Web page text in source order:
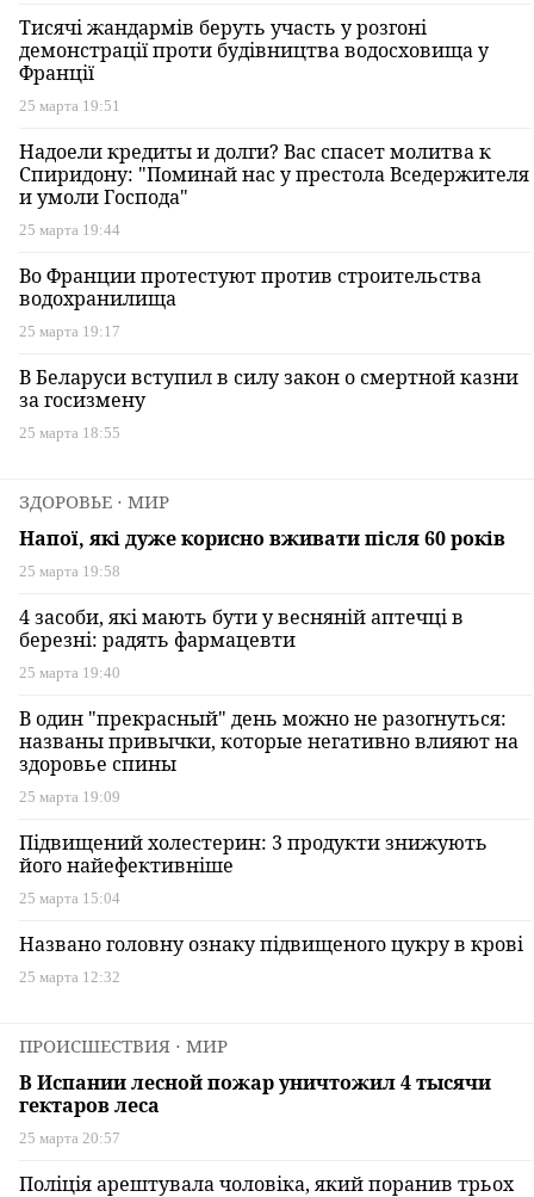
Тисячі жандармів беруть участь у розгоні
демонстрації проти будівництва водосховища у
Франції
25 марта 19:51
Надоели кредиты и долги? Вас спасет молитва к
Спиридону: "Поминай нас у престола Вседержителя
и умоли Господа"
25 марта 19:44
Во Франции протестуют против строительства
водохранилища
25 марта 19:17
В Беларуси вступил в силу закон о смертной казни
за госизмену
25 марта 18:55
ЗДОРОВЬЕ ⋅ МИР
Напої, які дуже корисно вживати після 60 років
25 марта 19:58
4 засоби, які мають бути у весняній аптечці в
березні: радять фармацевти
25 марта 19:40
В один "прекрасный" день можно не разогнуться:
названы привычки, которые негативно влияют на
здоровье спины
25 марта 19:09
Підвищений холестерин: 3 продукти знижують
його найефективніше
25 марта 15:04
Названо головну ознаку підвищеного цукру в крові
25 марта 12:32
ПРОИСШЕСТВИЯ ⋅ МИР
В Испании лесной пожар уничтожил 4 тысячи
гектаров леса
25 марта 20:57
Поліція арештувала чоловіка, який поранив трьох